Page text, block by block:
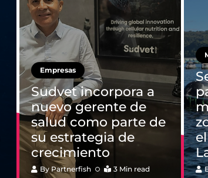
Empresas
Sudvet incorpora a
nuevo gerente de
salud como parte de
su estrategia de
crecimiento
By Partnerfish 3 Min read